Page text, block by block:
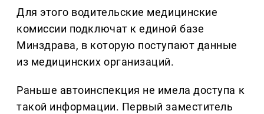
Для этого водительские медицинские
комиссии подключат к единой базе
Минздрава, в которую поступают данные
из медицинских организаций.
Раньше автоинспекция не имела доступа к
такой информации. Первый заместитель